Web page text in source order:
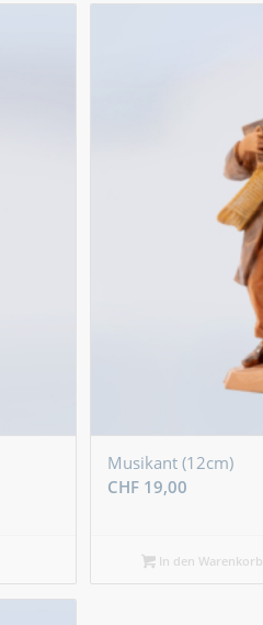
Musikant (12cm)
CHF 19,00
In den Warenkorb